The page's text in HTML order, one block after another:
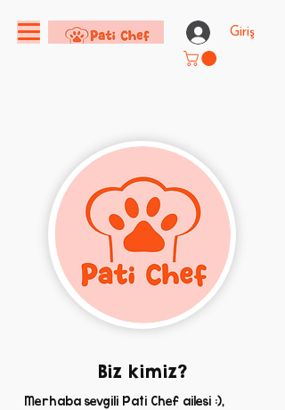
Giriş
Biz kimiz?
Merhaba sevgili Pati Chef ailesi :),